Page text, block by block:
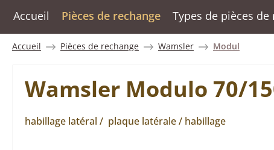
Accueil Pièces de rechange Types de pièces de
Accueil Pièces de rechange Wamsler Modul
Wamsler Modulo 70/
habillage latéral / plaque latérale / habillage